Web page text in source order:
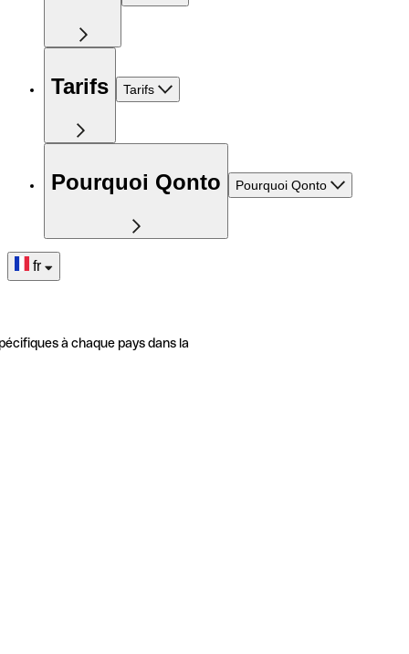
Tarifs Tarifs
Pourquoi Qonto Pourquoi Qonto
fr
à chaque pays dans la